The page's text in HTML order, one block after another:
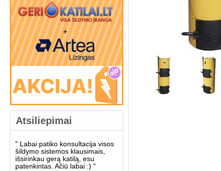
Atsiliepimai
" Labai patiko konsultacija visos
šildymo sistemos klausimais,
išsirinkau gerą katilą, esu
patenkintas. Ačiū labai :) "